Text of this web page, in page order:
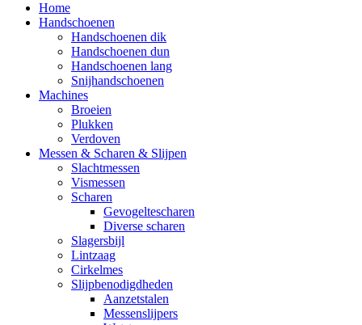
Home
Handschoenen
Handschoenen dik
Handschoenen dun
Handschoenen lang
Snijhandschoenen
Machines
Broeien
Plukken
Verdoven
Messen & Scharen & Slijpen
Slachtmessen
Vismessen
Scharen
Gevogeltescharen
Diverse scharen
Slagersbijl
Lintzaag
Cirkelmes
Slijpbenodigdheden
Aanzetstalen
Messenslijpers